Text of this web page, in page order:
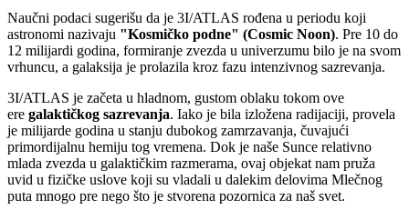
Naučni podaci sugerišu da je 3I/ATLAS rođena u periodu koji
astronomi nazivaju "Kosmičko podne" (Cosmic Noon). Pre 10 do
12 milijardi godina, formiranje zvezda u univerzumu bilo je na svom
vrhuncu, a galaksija je prolazila kroz fazu intenzivnog sazrevanja.
3I/ATLAS je začeta u hladnom, gustom oblaku tokom ove
ere galaktičkog sazrevanja. Iako je bila izložena radijaciji, provela
je milijarde godina u stanju dubokog zamrzavanja, čuvajući
primordijalnu hemiju tog vremena. Dok je naše Sunce relativno
mlada zvezda u galaktičkim razmerama, ovaj objekat nam pruža
uvid u fizičke uslove koji su vladali u dalekim delovima Mlečnog
puta mnogo pre nego što je stvorena pozornica za naš svet.